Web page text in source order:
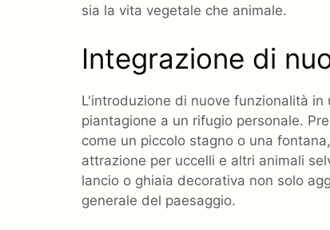
sia la vita vegetale che animale.
Integrazione di
L'introduzione di nuove funzionalità
piantagione a un rifugio personale.
come un piccolo stagno o una
attrazione per uccelli e altri animali
lancio o ghiaia decorativa non solo
generale del paesaggio.